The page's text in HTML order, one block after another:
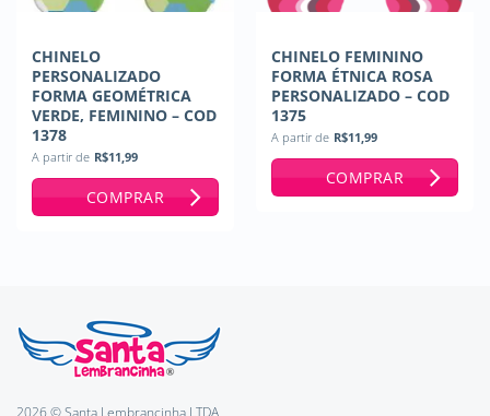
CHINELO
PERSONALIZADO
FORMA GEOMÉTRICA
VERDE, FEMININO – COD
1378
A partir de R$11,99
COMPRAR
CHINELO FEMININO
FORMA ÉTNICA ROSA
PERSONALIZADO – COD
1375
A partir de R$11,99
COMPRAR
2026 © Santa Lembrancinha LTDA